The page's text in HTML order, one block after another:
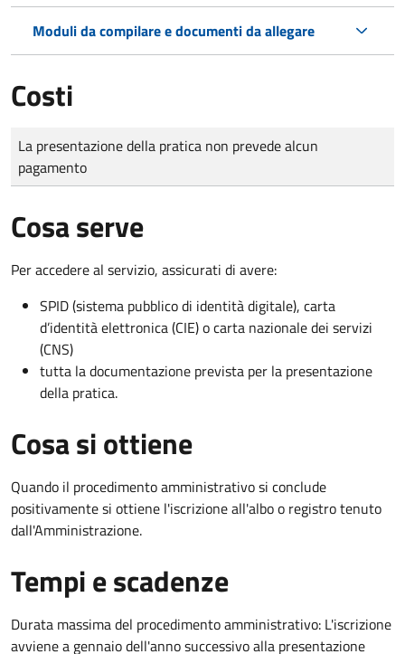
Moduli da compilare e documenti da allegare
Costi
Tipo di pagamento
Importo
La presentazione della pratica non prevede alcun
pagamento
Cosa serve
Per accedere al servizio, assicurati di avere:
SPID (sistema pubblico di identità digitale), carta
d’identità elettronica (CIE) o carta nazionale dei servizi
(CNS)
tutta la documentazione prevista per la presentazione
della pratica.
Cosa si ottiene
Quando il procedimento amministrativo si conclude
positivamente si ottiene l'iscrizione all'albo o registro tenuto
dall'Amministrazione.
Tempi e scadenze
Durata massima del procedimento amministrativo: L'iscrizione
avviene a gennaio dell'anno successivo alla presentazione